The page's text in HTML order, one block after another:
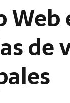
de